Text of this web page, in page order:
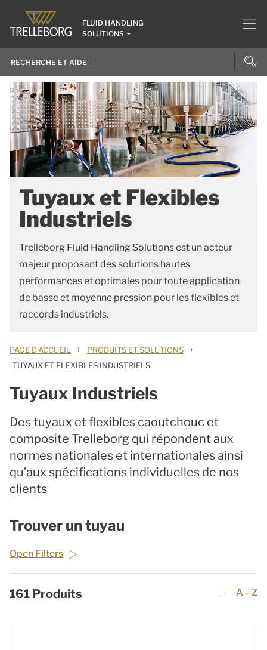
FLUID HANDLING
SOLUTIONS
Tuyaux et Flexibles
Industriels
Trelleborg Fluid Handling Solutions est un acteur
majeur proposant des solutions hautes
performances et optimales pour toute application
de basse et moyenne pression pour les flexibles et
raccords industriels.
PAGE D'ACCUEIL › PRODUITS ET SOLUTIONS ›
TUYAUX ET FLEXIBLES INDUSTRIELS
Tuyaux Industriels
Des tuyaux et flexibles caoutchouc et
composite Trelleborg qui répondent aux
normes nationales et internationales ainsi
qu’aux spécifications individuelles de nos
clients
Trouver un tuyau
Open Filters
161 Produits A - Z